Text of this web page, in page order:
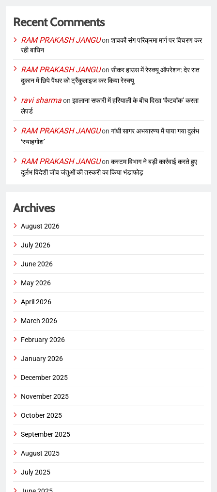
Recent Comments
RAM PRAKASH JANGUon शावकों संग परिक्रमा मार्ग पर विचरण कर
रही बाघिन
RAM PRAKASH JANGUon सीकर हाउस में रेस्क्यू ऑपरेशन: देर रात
दुकान में छिपे पैंथर को ट्रैंकुलाइज कर किया रेस्क्यू
ravi sharmaon झालाना सफारी में हरियाली के बीच दिखा ‘कैटवॉक’ करता
लेपर्ड
RAM PRAKASH JANGUon गांधी सागर अभयारण्य में पाया गया दुर्लभ
‘स्याहगोश’
RAM PRAKASH JANGUon कस्टम विभाग ने बड़ी कार्रवाई करते हुए
दुर्लभ विदेशी जीव जंतुओं की तस्करी का किया भंडाफोड़
Archives
August 2026
July 2026
June 2026
May 2026
April 2026
March 2026
February 2026
January 2026
December 2025
November 2025
October 2025
September 2025
August 2025
July 2025